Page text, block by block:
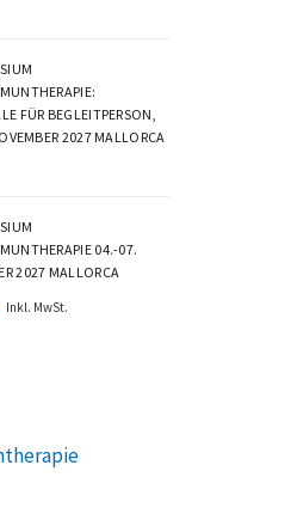
FÜR BEGLEITPERSON,
2027 MALLORCA
04.-07.
2027 MALLORCA
Aktueller
Inkl. MwSt.